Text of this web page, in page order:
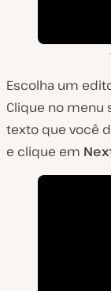
Escolha um
Clique no menu
texto que você
e clique em